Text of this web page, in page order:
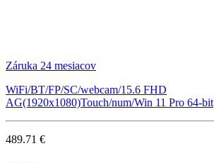
Záruka 24 mesiacov
WiFi/BT/FP/SC/webcam/15.6 FHD
AG(1920x1080)Touch/num/Win 11 Pro 64-bit
489.71 €